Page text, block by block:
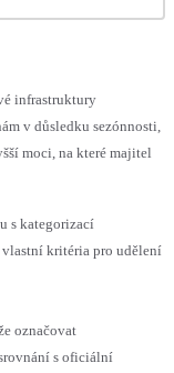
infrastruktury
v důsledku sezónnosti,
moci, na které majitel
s kategorizací
vlastní kritéria pro udělení
označovat
s oficiální